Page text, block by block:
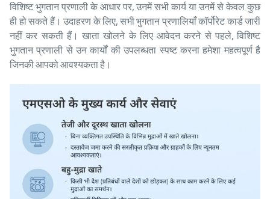
विशिष्ट भुगतान प्रणाली के आधार पर, उनमें सभी कार्य या उनमें से केवल कुछ
ही हो सकते हैं। उदाहरण के लिए, सभी भुगतान प्रणालियाँ कॉर्पोरेट कार्ड जारी
नहीं कर सकती हैं। खाता खोलने के लिए आवेदन करने से पहले, विशिष्ट
भुगतान प्रणाली से उन कार्यों की उपलब्धता स्पष्ट करना हमेशा महत्वपूर्ण है
जिनकी आपको आवश्यकता है।